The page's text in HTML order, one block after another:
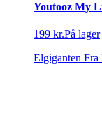
Youtooz My
199 kr.På lager
Elgiganten Fra